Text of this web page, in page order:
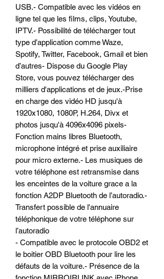
USB.- Compatible avec les vidéos en
ligne tel que les films, clips, Youtube,
IPTV.- Possibilité de télécharger tout
type d’application comme Waze,
Spotify, Twitter, Facebook, Gmail et bien
d’autres- Dispose du Google Play
Store, vous pouvez télécharger des
milliers d'applications et de jeux.-Prise
en charge des vidéo HD jusqu'à
1920x1080, 1080P, H.264, Divx et
photos jusqu'à 4096x4096 pixels-
Fonction mains libres Bluetooth,
microphone intégré et prise auxiliaire
pour micro externe.- Les musiques de
votre téléphone est retransmise dans
les enceintes de la voiture grace a la
fonction A2DP Bluetooth de l’autoradio.-
Transfert possible de l'annuaire
téléphonique de votre téléphone sur
l’autoradio
- Compatible avec le protocole OBD2 et
le boitier OBD Bluetooth pour lire les
défauts de la voiture.- Présence de la